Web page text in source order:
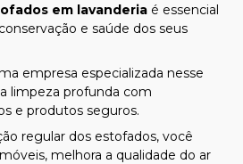
em lavanderia é essencial
e saúde dos seus
empresa especializada nesse
limpeza profunda com
e produtos seguros.
regular dos estofados, você
melhora a qualidade do ar